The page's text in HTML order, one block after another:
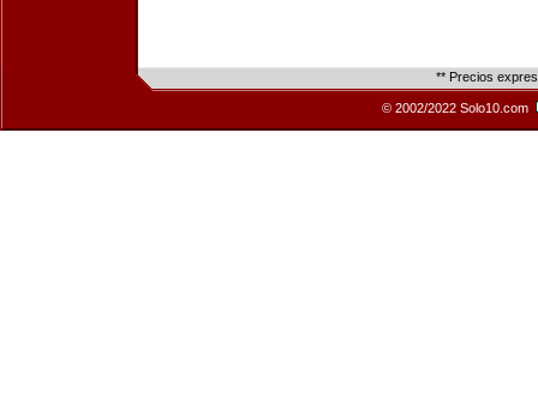
** Precios
© 2002/2022 Solo10.com